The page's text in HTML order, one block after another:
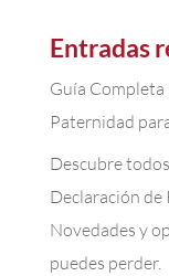
Entradas
Guía
Paternidad
Descubre
Declaración
Novedades y
puedes perder.